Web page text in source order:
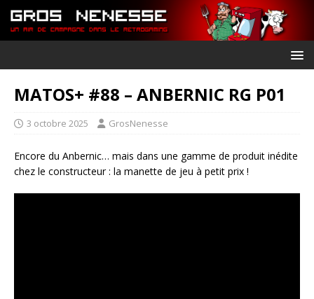
MATOS+ #88 – ANBERNIC RG P01
3 octobre 2025 GrosNenesse
Encore du Anbernic… mais dans une gamme de produit inédite
chez le constructeur : la manette de jeu à petit prix !